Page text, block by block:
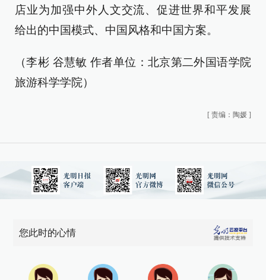
店业为加强中外人文交流、促进世界和平发展
给出的中国模式、中国风格和中国方案。
（李彬 谷慧敏 作者单位：北京第二外国语学院
旅游科学学院）
[ 责编：陶媛 ]
您此时的心情